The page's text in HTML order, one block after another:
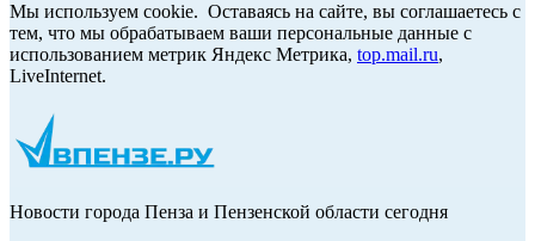
Мы используем cookie. Оставаясь на сайте, вы соглашаетесь с
тем, что мы обрабатываем ваши персональные данные с
использованием метрик Яндекс Метрика, top.mail.ru,
LiveInternet.
Новости города Пенза и Пензенской области сегодня